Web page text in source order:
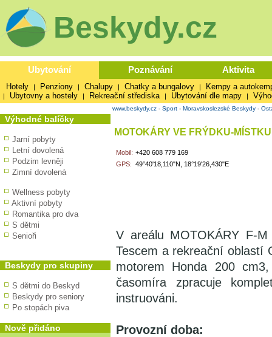
Beskydy.cz
Ubytování Poznávání Aktivita
Hotely | Penziony | Chalupy | Chatky a bungalovy | Kempy a
| Ubytovny a hostely | Rekreační střediska | Ubytování dle mapy |
Výhodné balíčky
Jarní pobyty
Letní dovolená
Podzim levněji
Zimní dovolená
Wellness pobyty
Aktivní pobyty
Romantika pro dva
S dětmi
Senioři
Beskydy pro skupiny
S dětmi do Beskyd
Beskydy pro seniory
Po stopách piva
Nově přidáno
www.beskydy.cz - Sport - Moravskoslezské Beskydy -
MOTOKÁRY VE FRÝDKU-MÍSTKU
Mobil: +420 608 779 169
GPS: 49°40'18,110"N, 18°19'26,430"E
V areálu MOTOKÁRY F-
Tescem a rekreační oblastí
motorem Honda 200
časomíra zpracuje
instruováni.
Provozní doba: